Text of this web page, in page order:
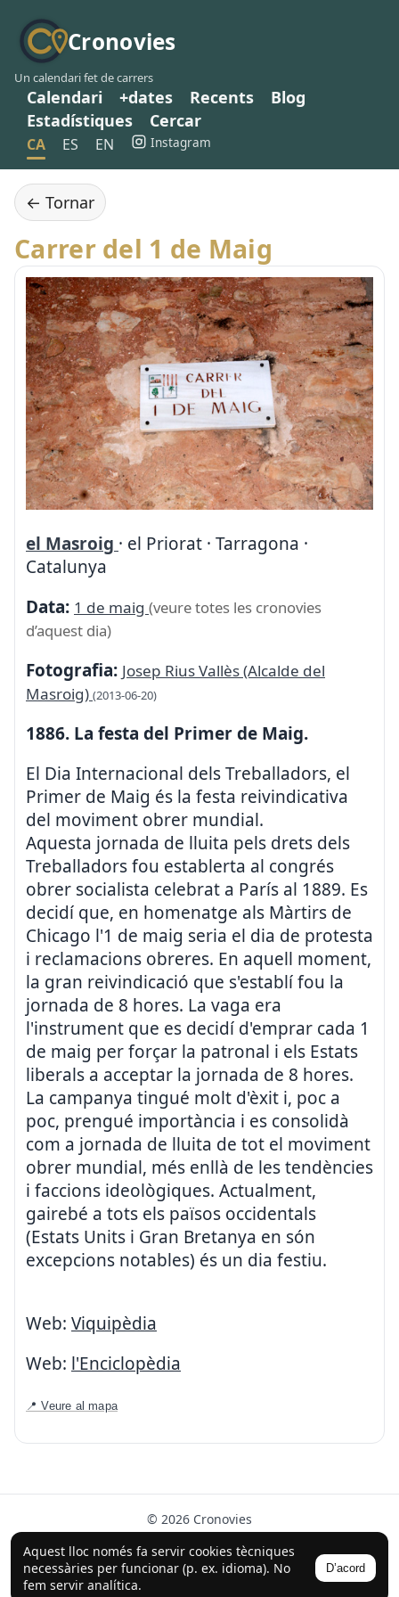
Cronovies
Un calendari fet de carrers
Calendari +dates Recents
Blog
Estadístiques
Cercar
CA ES EN Instagram
Aquest lloc només fa servir cookies tècniques
necessàries per funcionar (p. ex. idioma). No
fem servir analítica.
D’acord
← Tornar
Carrer del 1 de Maig
el Masroig · el Priorat · Tarragona ·
Catalunya
Data: 1 de maig (veure totes les cronovies
d’aquest dia)
Fotografia: Josep Rius Vallès (Alcalde del
Masroig) (2013-06-20)
1886. La festa del Primer de Maig.
El Dia Internacional dels Treballadors, el
Primer de Maig és la festa reivindicativa
del moviment obrer mundial.
Aquesta jornada de lluita pels drets dels
Treballadors fou establerta al congrés
obrer socialista celebrat a París al 1889. Es
decidí que, en homenatge als Màrtirs de
Chicago l'1 de maig seria el dia de protesta
i reclamacions obreres. En aquell moment,
la gran reivindicació que s'establí fou la
jornada de 8 hores. La vaga era
l'instrument que es decidí d'emprar cada 1
de maig per forçar la patronal i els Estats
liberals a acceptar la jornada de 8 hores.
La campanya tingué molt d'èxit i, poc a
poc, prengué importància i es consolidà
com a jornada de lluita de tot el moviment
obrer mundial, més enllà de les tendències
i faccions ideològiques. Actualment,
gairebé a tots els països occidentals
(Estats Units i Gran Bretanya en són
excepcions notables) és un dia festiu.
Web: Viquipèdia
Web: l'Enciclopèdia
📍 Veure al mapa
© 2026 Cronovies
Història als carrers · Desenvolupat amb l’ajuda de la IA
(ChatGPT).
Segueix-nos a Instagram